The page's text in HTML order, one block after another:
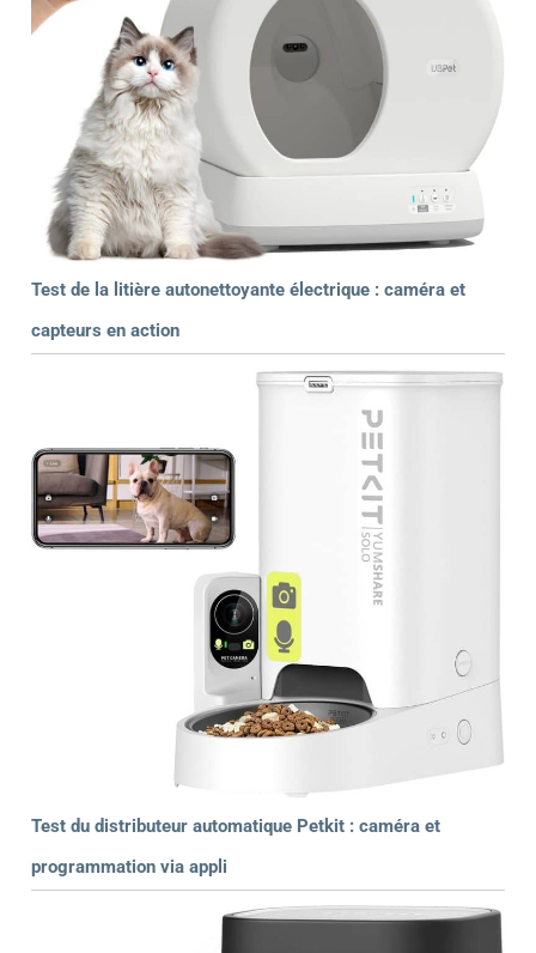
Test de la litière autonettoyante électrique : caméra et
capteurs en action
Test du distributeur automatique Petkit : caméra et
programmation via appli